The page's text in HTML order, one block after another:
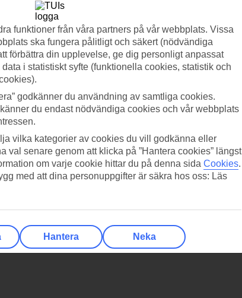
funktioner från våra partners på vår webbplats. Vissa
ska fungera pålitligt och säkert (nödvändiga
förbättra din upplevelse, ge dig personligt anpassat
i statistiskt syfte (funktionella cookies, statistik och
godkänner du användning av samtliga cookies.
du endast nödvändiga cookies och vår webbplats
vilka kategorier av cookies du vill godkänna eller
val senare genom att klicka på ”Hantera cookies” längst
om varje cookie hittar du på denna sida Cookies.
med att dina personuppgifter är säkra hos oss: Läs
Hantera Neka